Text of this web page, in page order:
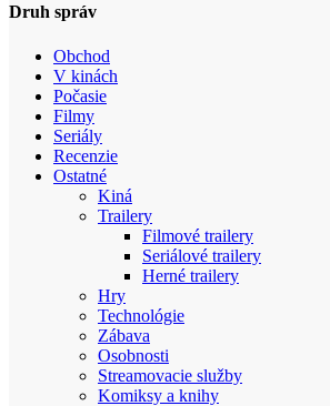
Druh správ
Obchod
V kinách
Počasie
Filmy
Seriály
Recenzie
Ostatné
Kiná
Trailery
Filmové trailery
Seriálové trailery
Herné trailery
Hry
Technológie
Zábava
Osobnosti
Streamovacie služby
Komiksy a knihy